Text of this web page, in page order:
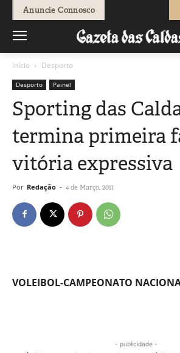
Anuncie Connosco
Início Desporto
Desporto Painel
Sporting das
termina primeira
vitória expressiva
Por Redação - 4 de Março, 2011
VOLEIBOL-CAMPEONATO
- publicidade -